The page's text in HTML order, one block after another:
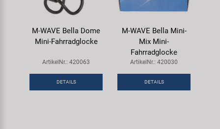
M-WAVE Bella Dome
Mini-Fahrradglocke
ArtikelNr.: 420063
DETAILS
M-WAVE Bella Mini-
Mix Mini-
Fahrradglocke
ArtikelNr.: 420030
DETAILS